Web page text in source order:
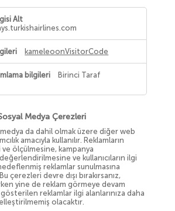
kameleoonVisitorCode
Birinci Taraf
Medya Çerezleri
da dahil olmak üzere diğer web
amacıyla kullanılır. Reklamların
ölçülmesine, kampanya
ve kullanıcıların ilgi
reklamlar sunulmasına
çerezleri devre dışı bırakırsanız,
yine de reklam görmeye devam
reklamlar ilgi alanlarınıza daha
olacaktır.